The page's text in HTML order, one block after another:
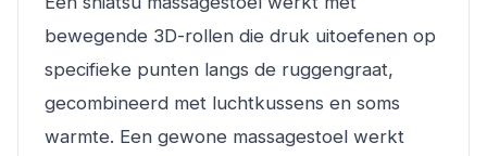
bewegende 3D-rollen die druk uitoefenen op
specifieke punten langs de ruggengraat,
gecombineerd met luchtkussens en soms
warmte. Een gewone massagestoel werkt